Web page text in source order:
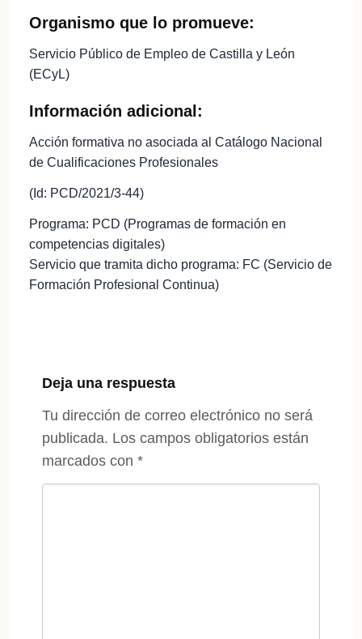
Organismo que lo promueve:
Servicio Público de Empleo de Castilla y León
(ECyL)
Información adicional:
Acción formativa no asociada al Catálogo Nacional
de Cualificaciones Profesionales
(Id: PCD/2021/3-44)
Programa: PCD (Programas de formación en
competencias digitales)
Servicio que tramita dicho programa: FC (Servicio de
Formación Profesional Continua)
Deja una respuesta
Tu dirección de correo electrónico no será
publicada. Los campos obligatorios están
marcados con *